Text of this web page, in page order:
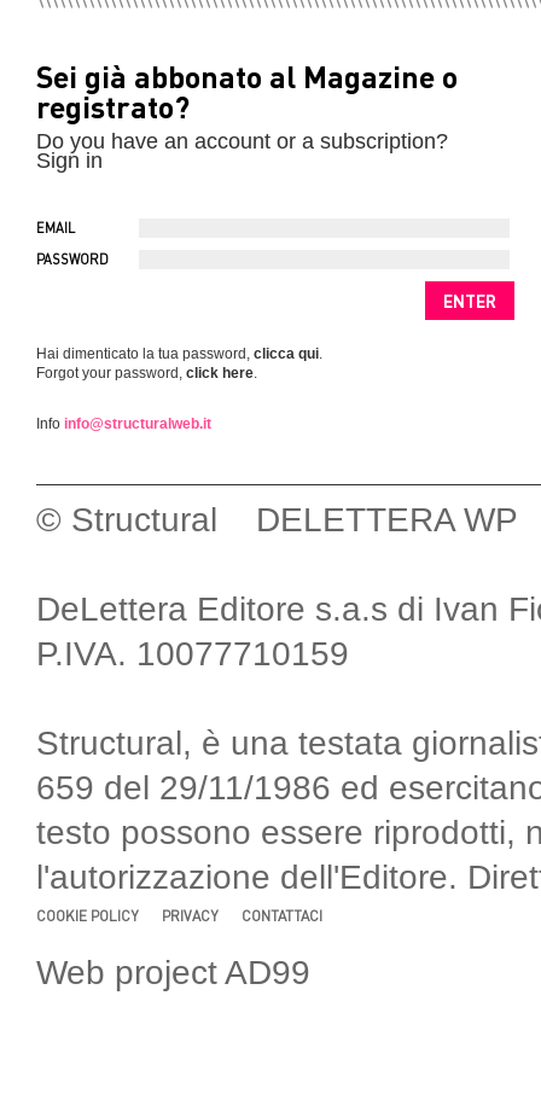
Sei già abbonato al Magazine o
registrato?
Do you have an account or a subscription?
Sign in
EMAIL
PASSWORD
Hai dimenticato la tua password, clicca qui.
Forgot your password, click here.
Info info@structuralweb.it
© Structural DELETTERA WP
DeLettera Editore s.a.s di Ivan
P.IVA. 10077710159
Structural, è una testata
659 del 29/11/1986 ed
testo possono essere riprodotti,
l'autorizzazione dell'Editore.
COOKIE POLICY PRIVACY CONTATTACI
Web project AD99